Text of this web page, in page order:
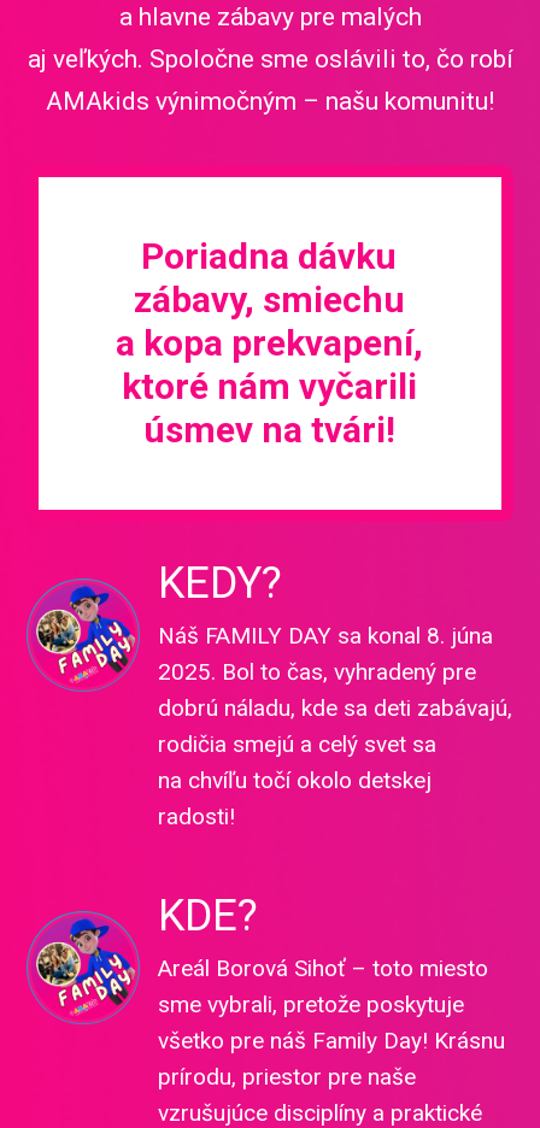
a hlavne zábavy pre malých
aj veľkých. Spoločne sme oslávili to, čo robí
AMAkids výnimočným – našu komunitu!
Poriadna dávku
zábavy, smiechu
a kopa prekvapení,
ktoré nám vyčarili
úsmev na tvári!
KEDY?
Náš FAMILY DAY sa konal 8. júna
2025. Bol to čas, vyhradený pre
dobrú náladu, kde sa deti zabávajú,
rodičia smejú a celý svet sa
na chvíľu točí okolo detskej
radosti!
KDE?
Areál Borová Sihoť – toto miesto
sme vybrali, pretože poskytuje
všetko pre náš Family Day! Krásnu
prírodu, priestor pre naše
vzrušujúce disciplíny a praktické